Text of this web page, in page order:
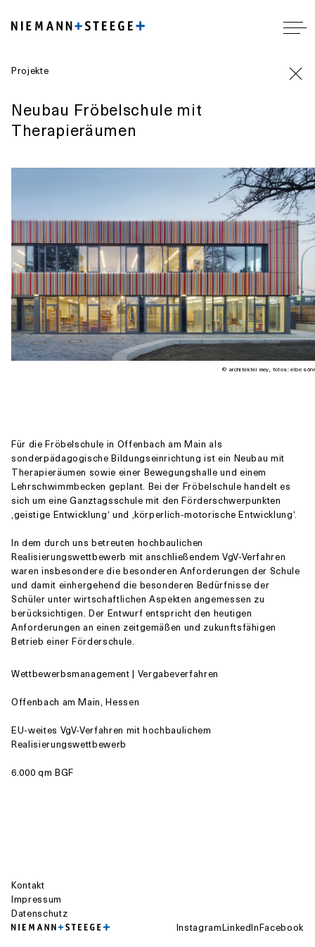
Projekte
Neubau Fröbelschule mit
Therapieräumen
© architektei mey, fotos: eibe
Wettbewerbsmanagement | Vergabeverfahren
Offenbach am Main, Hessen
EU-weites VgV-Verfahren mit hochbaulichem
Realisierungswettbewerb
6.000 qm BGF
Für die Fröbelschule in Offenbach am Main als
sonderpädagogische Bildungseinrichtung ist ein Neubau mit
Therapieräumen sowie einer Bewegungshalle und einem
Lehrschwimmbecken geplant. Bei der Fröbelschule handelt es
sich um eine Ganztagsschule mit den Förderschwerpunkten
‚geistige Entwicklung‘ und ‚körperlich-motorische Entwicklung‘.
In dem durch uns betreuten hochbaulichen
Realisierungswettbewerb mit anschließendem VgV-Verfahren
waren insbesondere die besonderen Anforderungen der Schule
und damit einhergehend die besonderen Bedürfnisse der
Schüler unter wirtschaftlichen Aspekten angemessen zu
berücksichtigen. Der Entwurf entspricht den heutigen
Anforderungen an einen zeitgemäßen und zukunftsfähigen
Betrieb einer Förderschule.
Kontakt
Impressum
Datenschutz
InstagramLinkedInFacebook